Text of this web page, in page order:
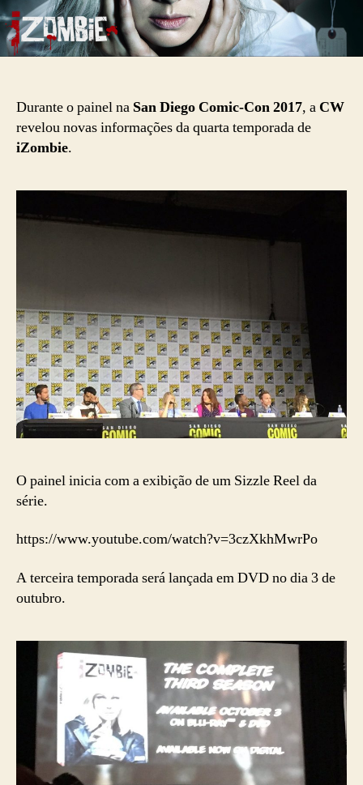
Durante o painel na San Diego Comic-Con 2017, a CW
revelou novas informações da quarta temporada de
iZombie.
O painel inicia com a exibição de um Sizzle Reel da
série.
https://www.youtube.com/watch?v=3czXkhMwrPo
A terceira temporada será lançada em DVD no dia 3 de
outubro.